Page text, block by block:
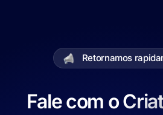
Retornamos
Fale com o